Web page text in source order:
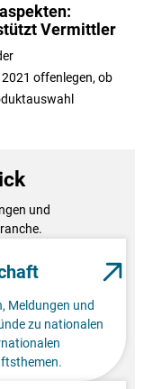
Vermittler
offenlegen, ob
und
Meldungen und
zu nationalen